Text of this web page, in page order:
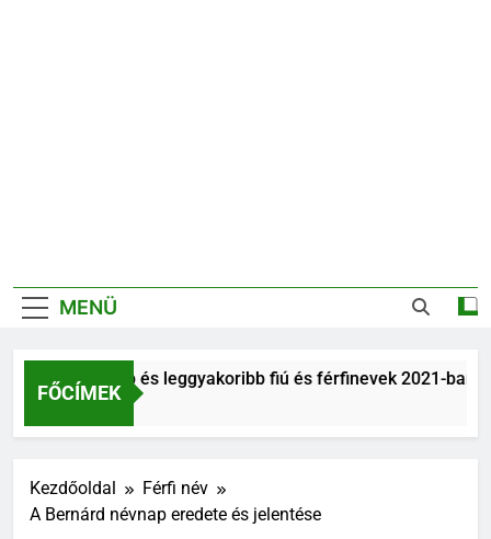
MENÜ
FŐCÍMEK
és leggyakoribb fiú és férfinevek 2021-ban
Év Ezelőtt
Kezdőoldal
Férfi név
A Bernárd névnap eredete és jelentése